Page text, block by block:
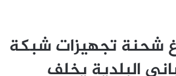
شحنة تجهيزات شبكة